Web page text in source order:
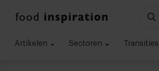
Artikelen Sectoren Transities